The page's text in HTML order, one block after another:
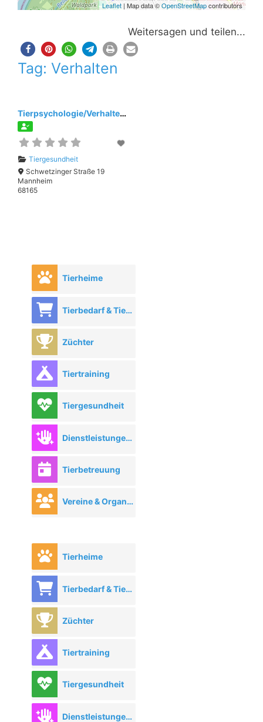
Leaflet | Map data ©OpenStreetMapcontributors
Weitersagen und teilen...
Tag: Verhalten
Tierpsychologie/Verhaltensberatung
Tiergesundheit
Schwetzinger Straße 19
Mannheim
68165
Tierheime
Tierbedarf & Tierhandel
Züchter
Tiertraining
Tiergesundheit
Dienstleistungen rund ums Tier
Tierbetreuung
Vereine & Organisationen
Tierheime
Tierbedarf & Tierhandel
Züchter
Tiertraining
Tiergesundheit
Dienstleistungen rund ums Tier